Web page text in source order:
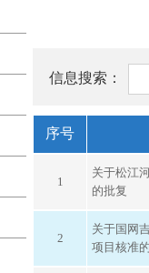
信息搜索：
序号
1
关于松江
的批复
2
关于国网
项目核准